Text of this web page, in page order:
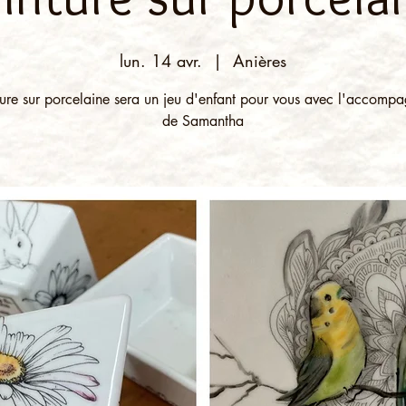
lun. 14 avr.
  |
Anières
sur porcelaine sera un jeu d'enfant pour vous avec
de Samantha